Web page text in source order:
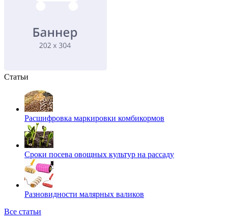
Статьи
Расшифровка маркировки комбикормов
Сроки посева овощных культур на рассаду
Разновидности малярных валиков
Все статьи